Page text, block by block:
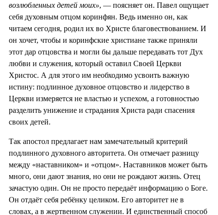
возлюбленных детей моих», — поясняет он. Павел ощущает
себя духовным отцом коринфян. Ведь именно он, как
читаем сегодня, родил их во Христе благовествованием. И
он хочет, чтобы и коринфские христиане также приняли
этот дар отцовства и могли бы дальше передавать тот Дух
любви и служения, который оставил Своей Церкви
Христос. А для этого им необходимо усвоить важную
истину: подлинное духовное отцовство и лидерство в
Церкви измеряется не властью и успехом, а готовностью
разделить унижение и страдания Христа ради спасения
своих детей.
Так апостол предлагает нам замечательный критерий
подлинного духовного авторитета. Он отмечает разницу
между «наставником» и «отцом». Наставников может быть
много, они дают знания, но они не рождают жизнь. Отец
зачастую один. Он не просто передаёт информацию о Боге.
Он отдаёт себя ребёнку целиком. Его авторитет не в
словах, а в жертвенном служении. И единственный способ